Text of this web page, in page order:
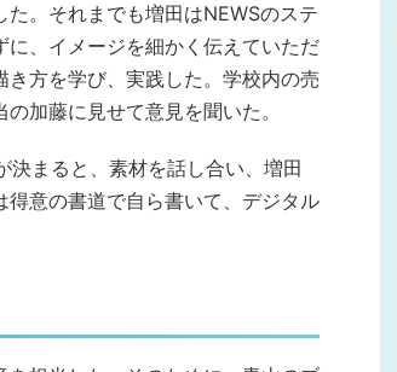
。それまでも増田はNEWSのステ
、イメージを細かく伝えていただ
方を学び、実践した。学校内の売
加藤に見せて意見を聞いた。
決まると、素材を話し合い、増田
意の書道で自ら書いて、デジタル